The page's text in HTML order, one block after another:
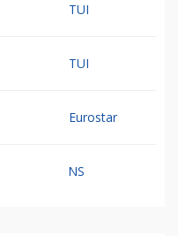
TUI
TUI
Eurostar
NS